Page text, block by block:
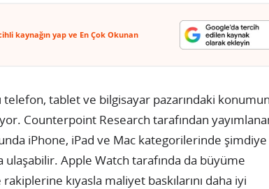
kaynağın yap ve En Çok Okunan
telefon, tablet ve bilgisayar pazarındaki
Counterpoint Research tarafından
iPhone, iPad ve Mac kategorilerinde şimdiye
ulaşabilir. Apple Watch tarafında da büyüme
kıyasla maliyet baskılarını daha iyi